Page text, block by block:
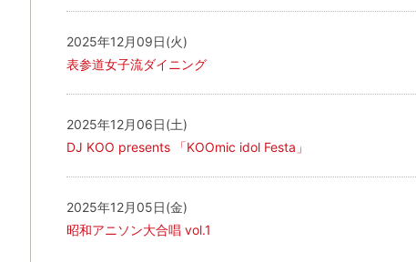
2025年12月09日(火)
表参道女子流ダイニング
2025年12月06日(土)
DJ KOO presents 「KOOmic idol Festa」
2025年12月05日(金)
昭和アニソン大合唱 vol.1